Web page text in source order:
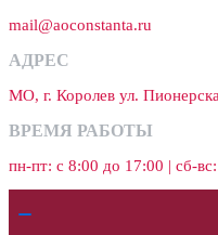
mail@aoconstanta.ru
АДРЕС
МО, г. Королев ул.
ВРЕМЯ РАБОТЫ
пн-пт: с 8:00 до 17:00 | сб-